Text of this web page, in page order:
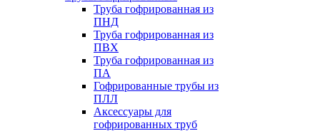
Труба гофрированная из
ПНД
Труба гофрированная из
ПВХ
Труба гофрированная из
ПА
Гофрированные трубы из
ПЛЛ
Аксессуары для
гофрированных труб